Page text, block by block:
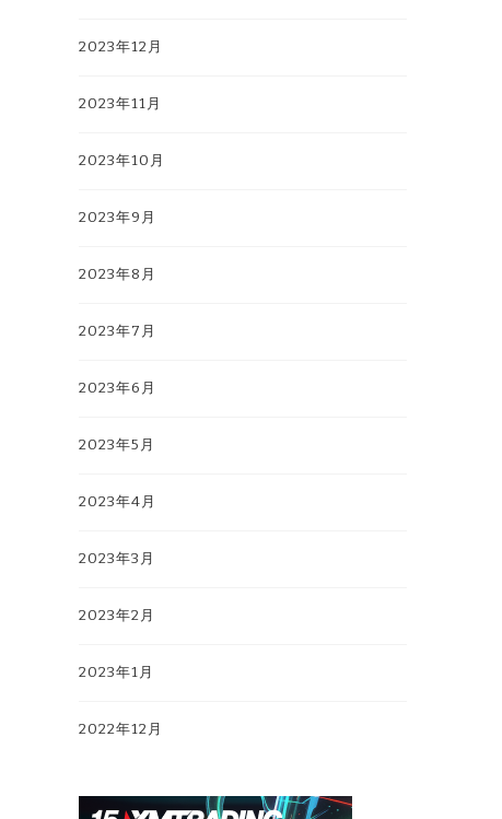
2023年12月
2023年11月
2023年10月
2023年9月
2023年8月
2023年7月
2023年6月
2023年5月
2023年4月
2023年3月
2023年2月
2023年1月
2022年12月